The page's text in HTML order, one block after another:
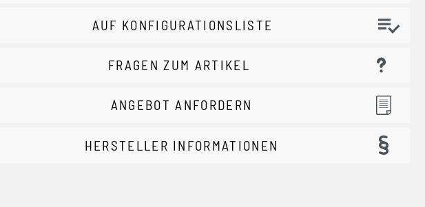
AUF KONFIGURATIONSLISTE
FRAGEN ZUM ARTIKEL
ANGEBOT ANFORDERN
HERSTELLER INFORMATIONEN